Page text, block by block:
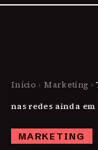
Início › Marketing ›
nas redes ainda em
MARKETING